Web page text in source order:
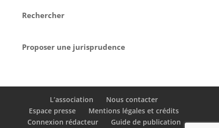
Rechercher
Proposer une jurisprudence
L’association
Nous contacter
Espace presse
Mentions légales et crédits
Connexion rédacteur
Guide de publication